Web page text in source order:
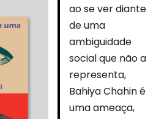
ao se ver diante
de uma
ambiguidade
social que não a
representa,
Bahiya Chahin é
uma ameaça,